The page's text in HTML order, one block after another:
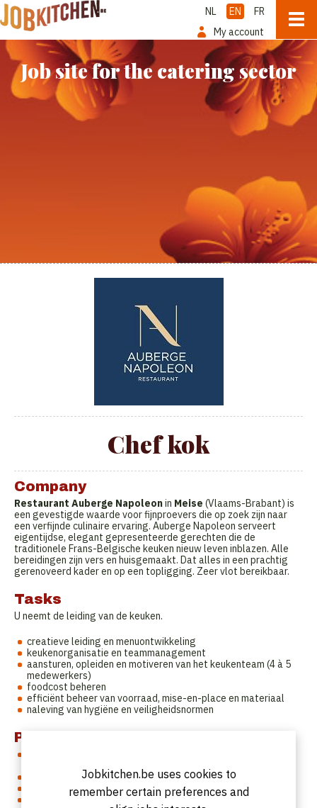
NL EN
FR
My account
Job site for the catering sector
Chef kok
Company
Restaurant Auberge Napoleonin Meise (Vlaams-Brabant) is
een gevestigde waarde voor fijnproevers die op zoek zijn naar
een verfijnde culinaire ervaring. Auberge Napoleon serveert
eigentijdse, elegant gepresenteerde gerechten die de
traditionele Frans-Belgische keuken nieuw leven inblazen. Alle
bereidingen zijn vers en huisgemaakt. Dat alles in een prachtig
gerenoveerd kader en op een topligging. Zeer vlot bereikbaar.
Tasks
U neemt de leiding van de keuken.
creatieve leiding en menuontwikkeling
keukenorganisatie en teammanagement
aansturen, opleiden en motiveren van het keukenteam (4 à 5
medewerkers)
foodcost beheren
efficiënt beheer van voorraad, mise-en-place en materiaal
naleving van hygiëne en veiligheidsnormen
Profile
creatief, gestructureerd en teamgericht
passie voor product, techniek en seizoensgebonden koken.
leiderschapskwaliteiten en sterke zin voor
Jobkitchen.be uses cookies to
remember certain preferences and